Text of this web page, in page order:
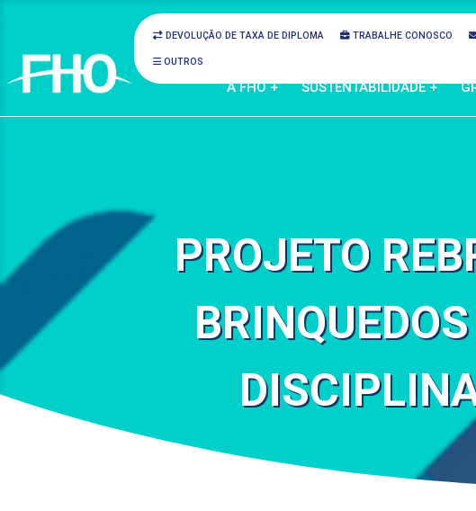
DEVOLUÇÃO DE TAXA DE DIPLOMA TRABALHE CONOSCO
OUTROS
A FHO + SUSTENTABILIDADE +
PROJETO